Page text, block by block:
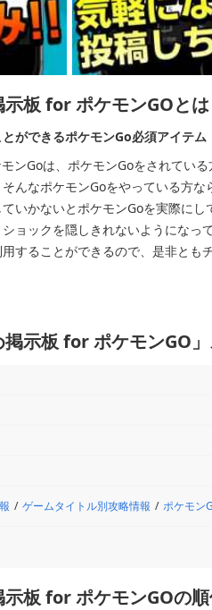
板 for ポケモンGOとは
ができるポケモンGo必須アイテム
ンGoは、ポケモンGoをされてい
んなポケモンGoをやっている方
いかないとポケモンGoを実際に
ョックを隠しきれないようになっ
することができるので、是非とも
掲示板 for ポケモンGO
ゲームタイトル別攻略情報 ポケモン
板 for ポケモンGOの